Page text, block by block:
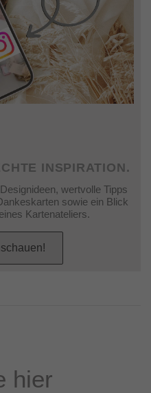
INSPIRATION.
wertvolle Tipps
sowie ein Blick
Kartenateliers.
hier